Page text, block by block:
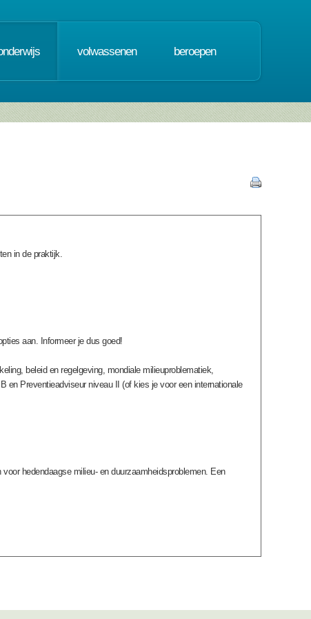
volwassenen beroepen
in de praktijk.
aan. Informeer je dus goed!
beleid en regelgeving, mondiale milieuproblematiek,
en Preventieadviseur niveau II (of kies je voor een internationale
hedendaagse milieu- en duurzaamheidsproblemen. Een